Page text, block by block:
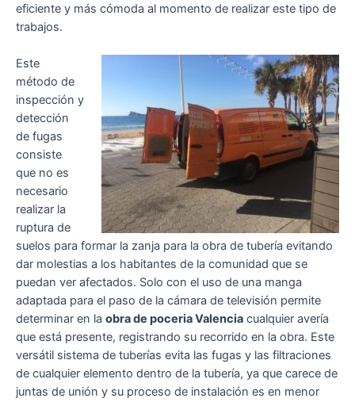
eficiente y más cómoda al momento de realizar este tipo de
trabajos.
Este
método de
inspección y
detección
de fugas
consiste
que no es
necesario
realizar la
ruptura de
suelos para formar la zanja para la obra de tubería evitando
dar molestias a los habitantes de la comunidad que se
puedan ver afectados. Solo con el uso de una manga
adaptada para el paso de la cámara de televisión permite
determinar en la obra de poceria Valencia cualquier avería
que está presente, registrando su recorrido en la obra. Este
versátil sistema de tuberías evita las fugas y las filtraciones
de cualquier elemento dentro de la tubería, ya que carece de
juntas de unión y su proceso de instalación es en menor